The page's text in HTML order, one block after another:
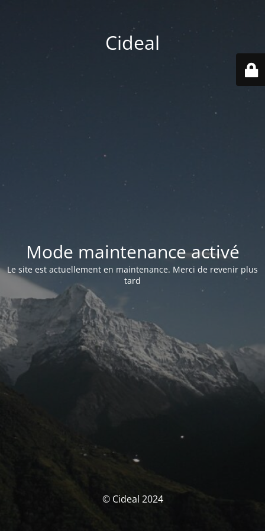
Cideal
Mode maintenance activé
Le site est actuellement en maintenance. Merci de revenir plus
tard
© Cideal 2024